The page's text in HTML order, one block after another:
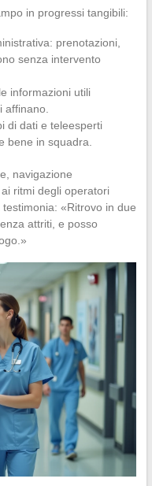
in progressi tangibili:
prenotazioni,
senza intervento
informazioni utili
di dati e teleesperti
bene in squadra.
navigazione
ritmi degli operatori
«Ritrovo in due
attriti, e posso